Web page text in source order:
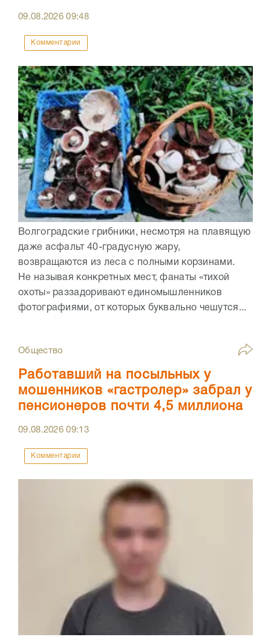
09.08.202609:48
Комментарии
Волгоградские грибники, несмотря на плавящую
даже асфальт 40-градусную жару,
возвращаются из леса с полными корзинами.
Не называя конкретных мест, фанаты «тихой
охоты» раззадоривают единомышленников
фотографиями, от которых буквально чешутся...
Общество
Работавший на посыльных у
мошенников «гастролер» забрал у
пенсионеров почти 4,5 миллиона
09.08.202609:13
Комментарии